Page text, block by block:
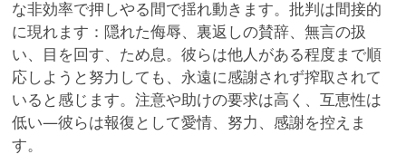
な非効率で押しやる間で揺れ動きます。批判は間接的
に現れます：隠れた侮辱、裏返しの賛辞、無言の扱
い、目を回す、ため息。彼らは他人がある程度まで順
応しようと努力しても、永遠に感謝されず搾取されて
いると感じます。注意や助けの要求は高く、互恵性は
低い—彼らは報復として愛情、努力、感謝を控えま
す。